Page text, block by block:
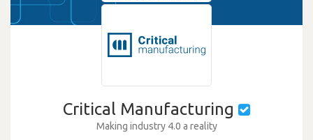
Critical Manufacturing
Making industry 4.0 a reality